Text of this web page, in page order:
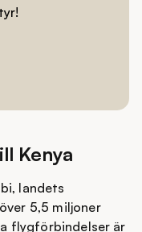
Kenya
landets
5,5 miljoner
flygförbindelser är